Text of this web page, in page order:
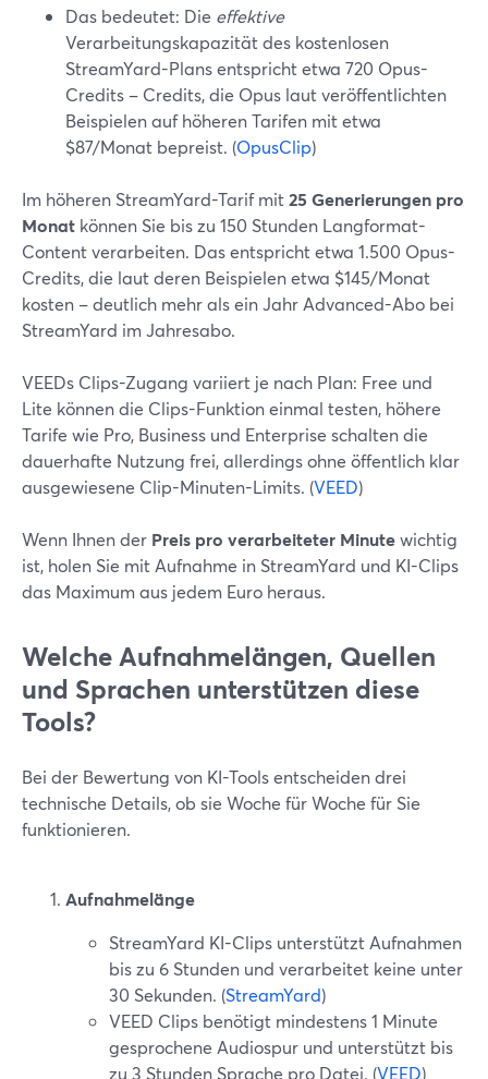
Das bedeutet: Die effektive
Verarbeitungskapazität des kostenlosen
StreamYard-Plans entspricht etwa 720 Opus-
Credits – Credits, die Opus laut veröffentlichten
Beispielen auf höheren Tarifen mit etwa
$87/Monat bepreist. (OpusClip)
Im höheren StreamYard-Tarif mit25 Generierungen pro
Monat können Sie bis zu 150 Stunden Langformat-
Content verarbeiten. Das entspricht etwa 1.500 Opus-
Credits, die laut deren Beispielen etwa $145/Monat
kosten – deutlich mehr als ein Jahr Advanced-Abo bei
StreamYard im Jahresabo.
VEEDs Clips-Zugang variiert je nach Plan: Free und
Lite können die Clips-Funktion einmal testen, höhere
Tarife wie Pro, Business und Enterprise schalten die
dauerhafte Nutzung frei, allerdings ohne öffentlich klar
ausgewiesene Clip-Minuten-Limits. (VEED)
Wenn Ihnen der Preis pro verarbeiteter Minutewichtig
ist, holen Sie mit Aufnahme in StreamYard und KI-Clips
das Maximum aus jedem Euro heraus.
Welche Aufnahmelängen, Quellen
und Sprachen unterstützen diese
Tools?
Bei der Bewertung von KI-Tools entscheiden drei
technische Details, ob sie Woche für Woche für Sie
funktionieren.
Aufnahmelänge
StreamYard KI-Clips unterstützt Aufnahmen
bis zu 6 Stunden und verarbeitet keine unter
30 Sekunden. (StreamYard)
VEED Clips benötigt mindestens 1 Minute
gesprochene Audiospur und unterstützt bis
zu 3 Stunden Sprache pro Datei. (VEED)